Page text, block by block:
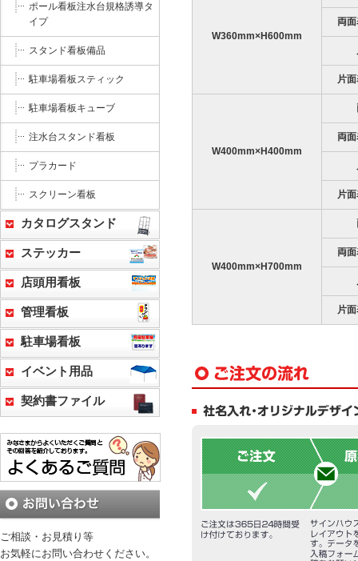
W360mm×H600mm
両
片
W400mm×H400mm
両
片
W400mm×H700mm
両
片
ポール看板注水台規格誘導タ
イプ
スタンド看板備品
駐車場看板スティック
駐車場看板キューブ
注水台スタンド看板
プラカード
スクリーン看板
カタログスタンド
ステッカー
店頭用看板
管理看板
駐車場看板
イベント用品
契約書ファイル
ご相談・お見積り等
お気軽にお問い合わせください。